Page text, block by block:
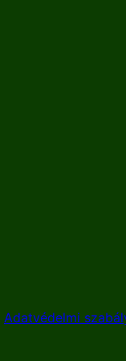
Adatvédelmi